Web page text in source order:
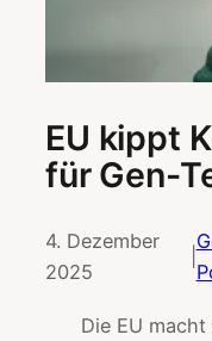
EU kippt
für Gen-
4. Dezember
2025
|
Die EU